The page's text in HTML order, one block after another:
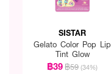
SISTAR
Gelato Color Pop Lip
Tint Glow
฿39฿59 (34%)